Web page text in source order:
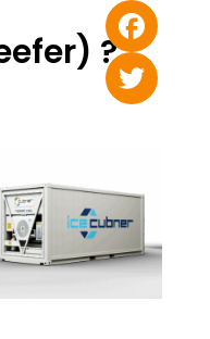
Email
Facebook
?